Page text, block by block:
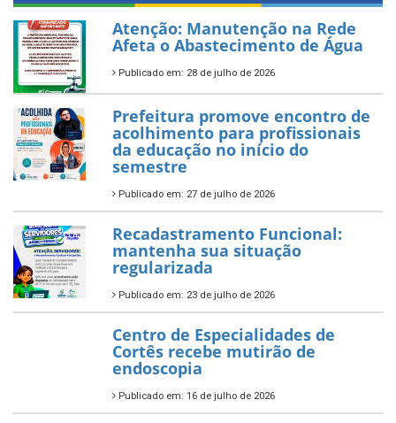
Atenção: Manutenção na Rede
Afeta o Abastecimento de Água
Publicado em: 28 de julho de 2026
Prefeitura promove encontro de
acolhimento para profissionais
da educação no início do
semestre
Publicado em: 27 de julho de 2026
Recadastramento Funcional:
mantenha sua situação
regularizada
Publicado em: 23 de julho de 2026
Centro de Especialidades de
Cortês recebe mutirão de
endoscopia
Publicado em: 16 de julho de 2026